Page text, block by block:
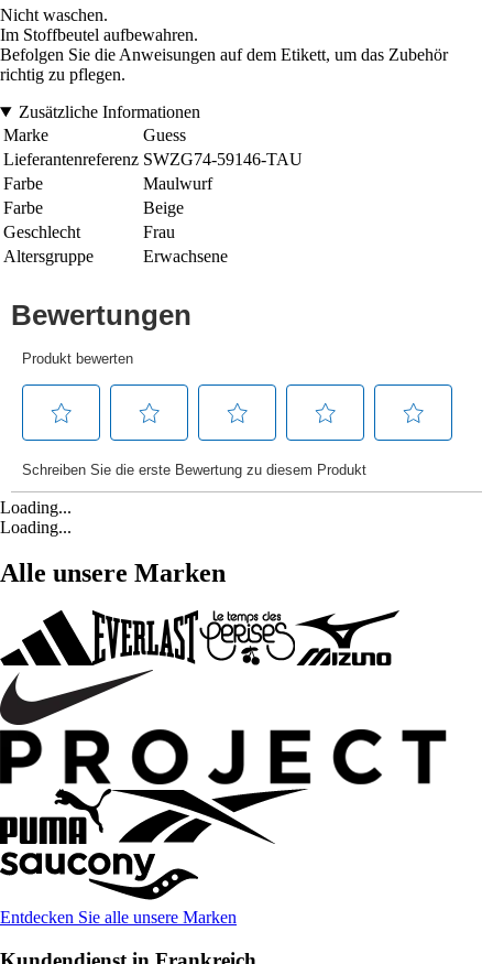
Nicht waschen.
Im Stoffbeutel aufbewahren.
Befolgen Sie die Anweisungen auf dem Etikett, um das Zubehör
richtig zu pflegen.
Zusätzliche Informationen
Marke
Guess
Lieferantenreferenz SWZG74-59146-TAU
Farbe
Maulwurf
Farbe
Beige
Geschlecht
Frau
Altersgruppe
Erwachsene
Loading...
Loading...
Alle unsere Marken
Entdecken Sie alle unsere Marken